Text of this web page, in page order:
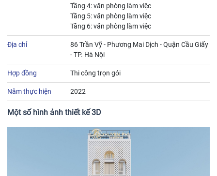
Tầng 4: văn phòng làm việc
Tầng 5: văn phòng làm việc
Tầng 6: văn phòng làm việc
Địa chỉ
86 Trần Vỹ - Phương Mai Dịch - Quận Cầu Giấy
- TP. Hà Nội
Hợp đồng Thi công trọn gói
Năm thực hiện 2022
Một số hình ảnh thiết kế 3D